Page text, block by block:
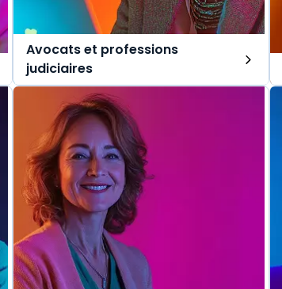
Avocats et professions
judiciaires
Des solutions tout-en-un, spécialement
pensées pour les avocats et professions
judiciaires.
Une offre globale pour vous repérer dans
vos missions au quotidien.